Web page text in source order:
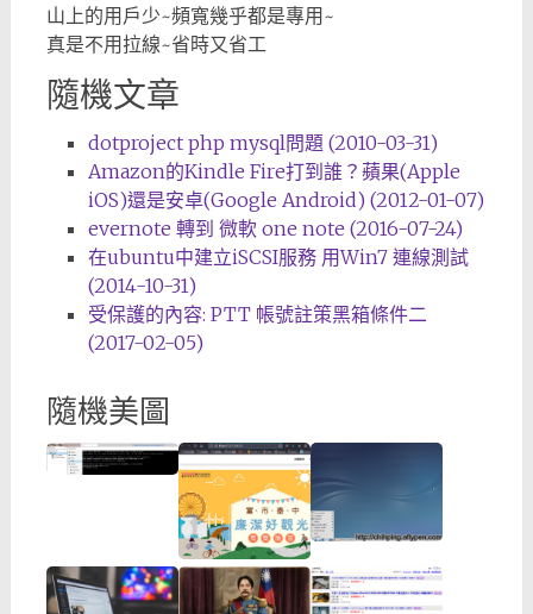
山上的用戶少~頻寬幾乎都是專用~
真是不用拉線~省時又省工
隨機文章
dotproject php mysql問題 (2010-03-31)
Amazon的Kindle Fire打到誰？蘋果(Apple
iOS)還是安卓(Google Android) (2012-01-07)
evernote 轉到 微軟 one note (2016-07-24)
在ubuntu中建立iSCSI服務 用Win7 連線測試
(2014-10-31)
受保護的內容: PTT 帳號註策黑箱條件二
(2017-02-05)
隨機美圖